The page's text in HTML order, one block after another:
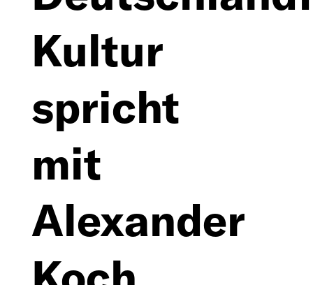
Konversationen
Vorträge
Bücher
Lehre
Begleitung
Kultur
spricht
mit
Alexander